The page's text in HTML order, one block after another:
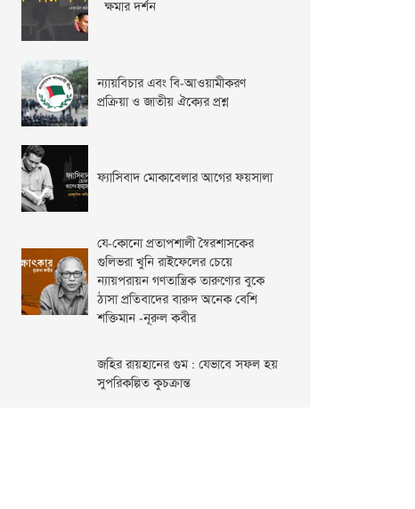
ক্ষমার দর্শন
ন্যায়বিচার এবং বি-আওয়ামীকরণ
প্রক্রিয়া ও জাতীয় ঐক্যের প্রশ্ন
ফ্যাসিবাদ মোকাবেলার আগের ফয়সালা
যে-কোনো প্রতাপশালী স্বৈরশাসকের
গুলিভরা খুনি রাইফেলের চেয়ে
ন্যায়পরায়ন গণতান্ত্রিক তারুণ্যের বুকে
ঠাসা প্রতিবাদের বারুদ অনেক বেশি
শক্তিমান -নূরুল কবীর
জহির রায়হানের গুম : যেভাবে সফল হয়
সুপরিকল্পিত কুচক্রান্ত